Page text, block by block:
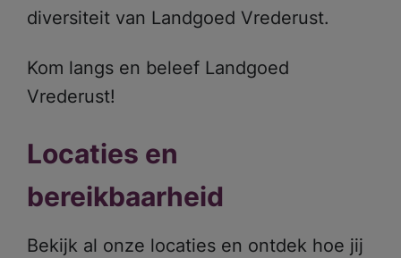
diversiteit van Landgoed Vrederust.
Kom langs en beleef Landgoed
Vrederust!
Locaties en
bereikbaarheid
Bekijk al onze locaties en ontdek hoe jij